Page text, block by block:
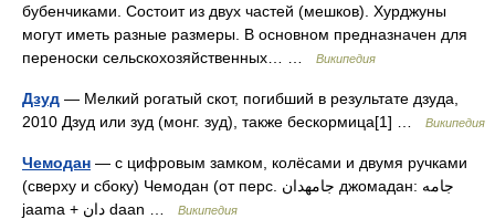
бубенчиками. Состоит из двух частей (мешков). Хурджуны
могут иметь разные размеры. В основном предназначен для
переноски сельскохозяйственных… …
Википедия
Дзуд — Мелкий рогатый скот, погибший в результате дзуда,
2010 Дзуд или зуд (монг. зуд), также бескормица[1] …
Википедия
Чемодан — с цифровым замком, колёсами и двумя ручками
(сверху и сбоку) Чемодан (от перс. جامهدان‎ джомадан: جامه
jaama + دان daan …
Википедия